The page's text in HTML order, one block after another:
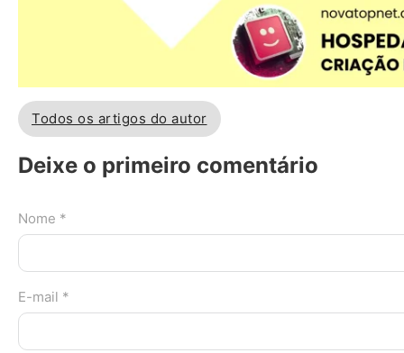
Todos os artigos do autor
Deixe o primeiro comentário
Nome *
E-mail *